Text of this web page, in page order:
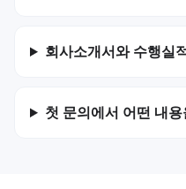
회사소개서와 수행실
첫 문의에서 어떤 내